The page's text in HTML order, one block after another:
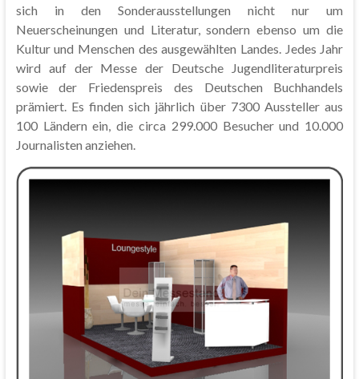
sich in den Sonderausstellungen nicht nur um
Neuerscheinungen und Literatur, sondern ebenso um die
Kultur und Menschen des ausgewählten Landes. Jedes Jahr
wird auf der Messe der Deutsche Jugendliteraturpreis
sowie der Friedenspreis des Deutschen Buchhandels
prämiert. Es finden sich jährlich über 7300 Aussteller aus
100 Ländern ein, die circa 299.000 Besucher und 10.000
Journalisten anziehen.